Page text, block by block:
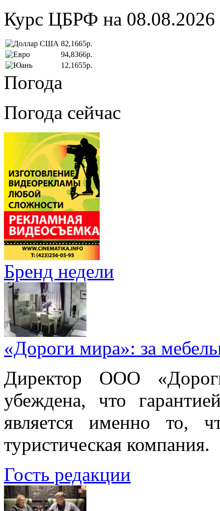
Курс ЦБРФ на 08.08.2026
82,1665р.
94,8366р.
12,1655р.
Погода
Погода сейчас
Бренд недели
«Дороги мира»: за
Директор ООО
убеждена, что
является именно то,
туристическая компания.
Гость редакции